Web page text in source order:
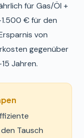
für Gas/Öl +
€ für den
von
gegenüber
Jahren.
Tausch